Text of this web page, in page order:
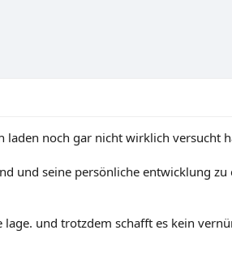
noch gar nicht wirklich versucht
und seine persönliche entwicklung zu
und trotzdem schafft es kein